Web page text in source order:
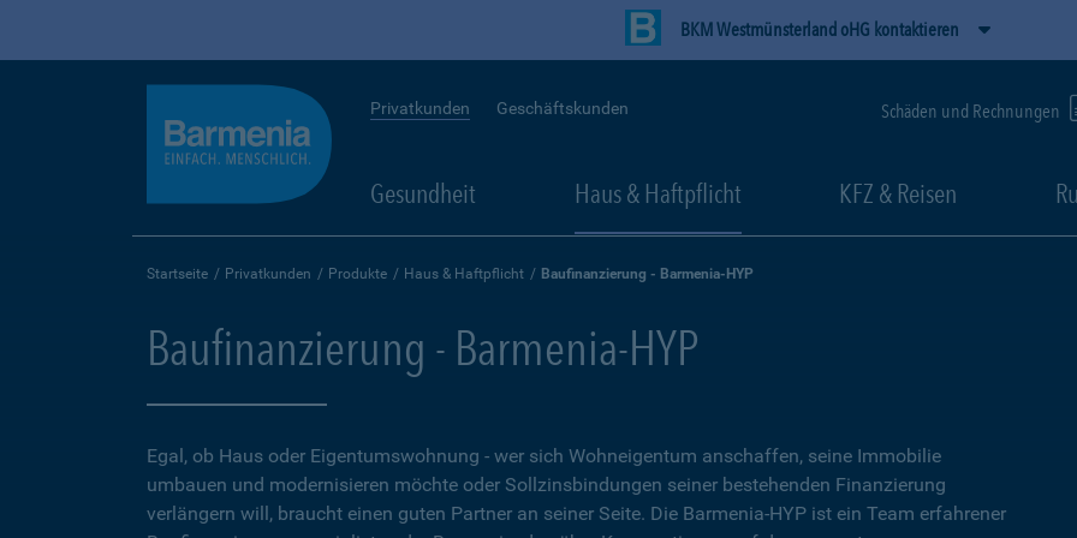
BKM Westmünsterland oHG kontaktieren
Privatkunden Geschäftskunden Schäden und Rechnungen
Gesundheit Haus & Haftpflicht KFZ & Reisen
Startseite Privatkunden Produkte Haus & Haftpflicht Baufinanzierung - Barmenia-HYP
Baufinanzierung - Barmenia-HYP
Egal, ob Haus oder Eigentumswohnung - wer sich Wohneigentum anschaffen, seine Immobilie
umbauen und modernisieren möchte oder Sollzinsbindungen seiner bestehenden Finanzierung
verlängern will, braucht einen guten Partner an seiner Seite. Die Barmenia-HYP ist ein Team erfahrener